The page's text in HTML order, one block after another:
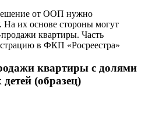
от ООП нужно
На их основе стороны могут
квартиры. Часть
в ФКП «Росреестра»
квартиры с долями
(образец)